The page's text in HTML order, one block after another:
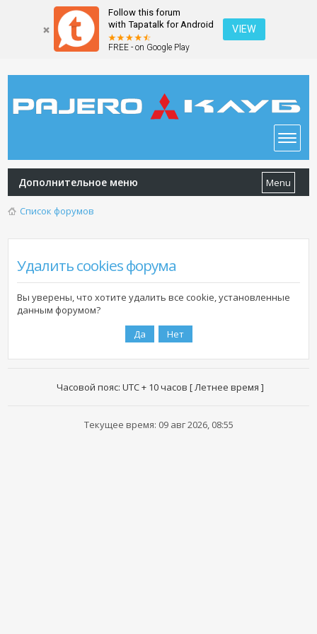
Follow this forum
with Tapatalk for Android
FREE - on Google Play
VIEW
Дополнительное меню Menu
Список форумов
Удалить cookies форума
Вы уверены, что хотите удалить все cookie, установленные
данным форумом?
Часовой пояс: UTC + 10 часов [ Летнее время ]
Текущее время: 09 авг 2026, 08:55